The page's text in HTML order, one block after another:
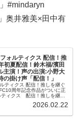
#mindaryn
奥井雅美×田中有
ォルティクス 配信！推
初夏配信！鈴木福/濱田
主演！声の出演:小野大
掛け声「配信！」
ティクス 配信！推しを継ぐ
周年記念作品がついに正
ィクス 配信！推しを継ぐ
2026.02.22